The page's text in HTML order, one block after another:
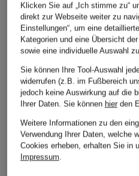
Klicken Sie auf „Ich stimme zu“
direkt zur Webseite weiter zu
Einstellungen“, um eine
Kategorien und eine Übersicht
sowie eine individuelle Auswahl
Sie können Ihre Tool-Auswahl
widerrufen (z.B. im Fußbereich
jedoch keine Auswirkung auf die
Ihrer Daten. Sie können hierden
Weitere Informationen zu den
Verwendung Ihrer Daten, welche
Cookies erheben, erhalten Sie in
Impressum.